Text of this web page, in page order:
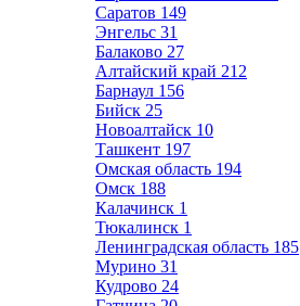
Саратов 149
Энгельс 31
Балаково 27
Алтайский край 212
Барнаул 156
Бийск 25
Новоалтайск 10
Ташкент 197
Омская область 194
Омск 188
Калачинск 1
Тюкалинск 1
Ленинградская область 185
Мурино 31
Кудрово 24